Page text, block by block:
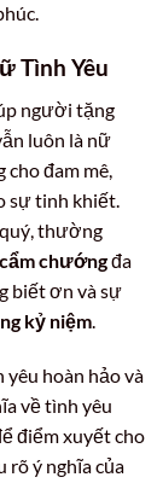
Tình Yêu
người tặng
luôn là nữ
đam mê,
sự tinh khiết.
thường
chướngđa
biết ơn và sự
kỷ niệm
hoàn hảo và
về tình yêu
điểm xuyết cho
rõ ý nghĩa của